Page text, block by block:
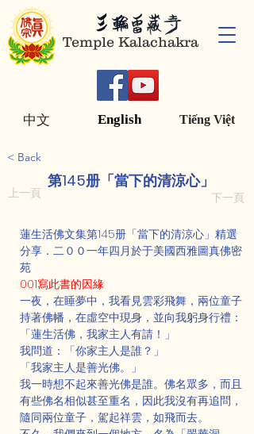
Temple Kalachakra
English Tiếng Việt
中文
< Back
第145册「當下的清涼心」
上一頁 下一頁
蓮生活佛文集第145册「當下的清涼心」精選
分享．二００一年四月於于美國西雅圖真佛密
苑
001寫此書的因緣
一夜，在睡夢中，我看見雲彩飛舞，兩位童子
持著佛幡，在虛空中現身，並向我躬身行禮：
「蓮生活佛，我家主人有請！」
我問道：「你家主人是誰？」
「我家主人是善光佛。」
我一時想不起來善光佛是誰。佛名眾多，而且
有些佛名相似甚至重名，因此我沒有再追問，
隨同兩位童子，駕起祥雲，如飛而去。